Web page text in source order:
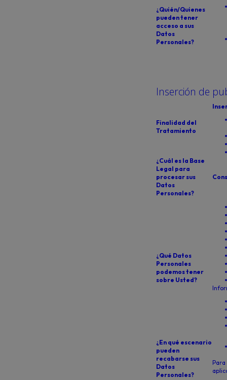
¿Quién/Quienes
pueden tener
acceso a sus
Datos
Personales?
Inserción de
Finalidad del
Tratamiento
¿Cuál es la Base
Legal para
procesar sus
Datos
Personales?
¿Qué Datos
Personales
podemos tener
sobre Usted?
¿En qué escenario
pueden
recabarse sus
Datos
Personales?